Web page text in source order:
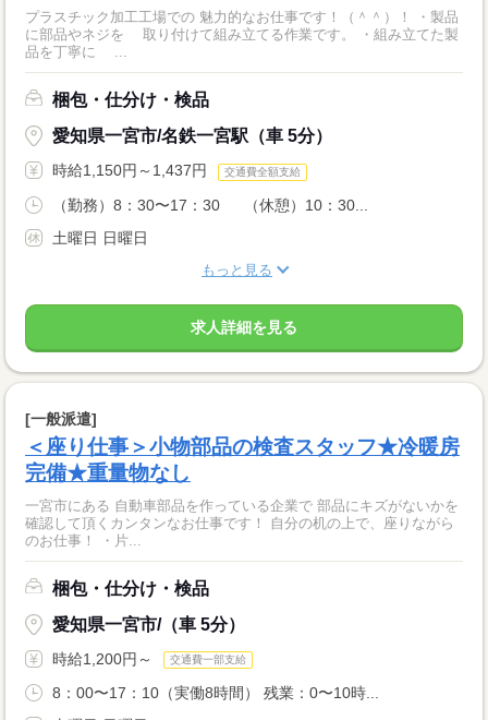
プラスチック加工工場での 魅力的なお仕事です！（＾＾）！ ・製品
に部品やネジを 取り付けて組み立てる作業です。 ・組み立てた製
品を丁寧に ...
梱包・仕分け・検品
愛知県一宮市/名鉄一宮駅（車 5分）
時給1,150円～1,437円 交通費全額支給
（勤務）8：30〜17：30 （休憩）10：30...
土曜日 日曜日
もっと見る
求人詳細を見る
[一般派遣]
＜座り仕事＞小物部品の検査スタッフ★冷暖房
完備★重量物なし
一宮市にある 自動車部品を作っている企業で 部品にキズがないかを
確認して頂くカンタンなお仕事です！ 自分の机の上で、座りながら
のお仕事！ ・片...
梱包・仕分け・検品
愛知県一宮市/（車 5分）
時給1,200円～ 交通費一部支給
8：00〜17：10（実働8時間） 残業：0〜10時...